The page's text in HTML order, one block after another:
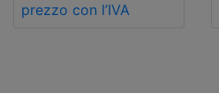
prezzo con l’IVA